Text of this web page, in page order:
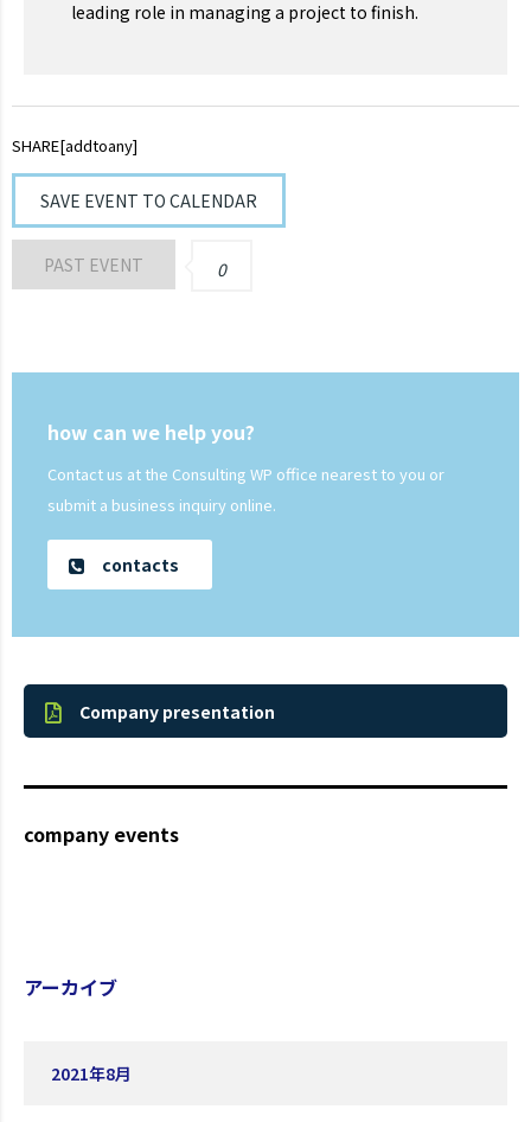
leading role in managing a project to finish.
SHARE[addtoany]
SAVE EVENT TO CALENDAR
PAST EVENT 0
how can we help you?
Contact us at the Consulting WP office nearest to you or
submit a business inquiry online.
contacts
Company presentation
company events
アーカイブ
2021年8月